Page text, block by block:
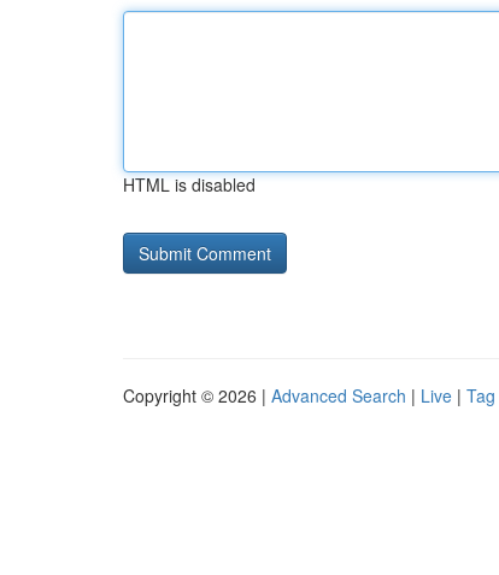
HTML is disabled
Copyright © 2026 | Advanced Search | Live |